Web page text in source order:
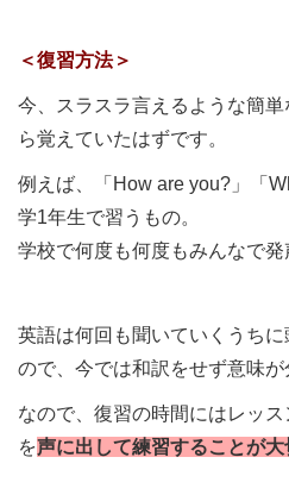
＜復習方法＞
今、スラスラ言えるような簡
ら覚えていたはずです。
例えば、「How are you?」「
学1年生で習うもの。
学校で何度も何度もみんなで発
英語は何回も聞いていくうちに
ので、今では和訳をせず意味が
なので、復習の時間にはレッ
を声に出して練習することが大